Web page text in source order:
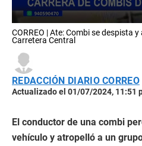
seconds
of
minutes,
22
seconds
CORREO | Ate: Combi se despista
Carretera Central
REDACCIÓN DIARIO CORREO
Actualizado el 01/07/2024, 11:51
El conductor de una combi
vehículo y atropelló a un